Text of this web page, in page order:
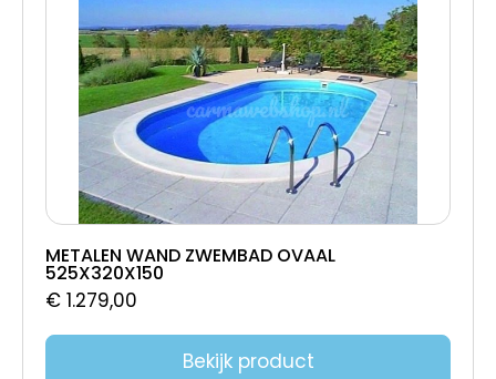
METALEN WAND ZWEMBAD OVAAL
525X320X150
€ 1.279,00
Bekijk product